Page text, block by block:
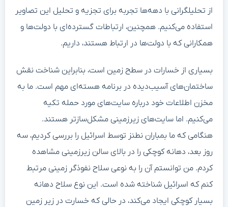
از تحلیلگرانی با دهه‌ها تجربه برای تجزیه و تحلیل این تصاویر
استفاده می‌کنیم. همچنین، ارتباطات گسترده‌ای با دولت‌ها و
همکارانی که با دولت‌ها در ارتباط هستند، داریم.
بسیاری از خسارات در سطح زمین است، بنابراین شناخت نقش
ساختمان‌های آسیب‌دیده در برنامه هسته‌ای مهم است. ما به
مخزن اطلاعات خود درباره سایت‌های مورد حمله تکیه
می‌کنیم. اما سایت‌های زیرزمینی مشکل‌سازتر هستند.
هنگامی که ما بمباران نطنز توسط اسرائیل را بررسی کردیم، سه
روز بعد، دهانه کوچکی را در بالای سالن زیرزمینی مشاهده
کردم. من توانستم آن را به نوعی سلاح نفوذگر زمینی مرتبط
کنم که اسرائیل شناخته شده است. این نوع سلاح دهانه
بسیار کوچکی ایجاد می‌کند، در حالی که خسارت در زیر زمین